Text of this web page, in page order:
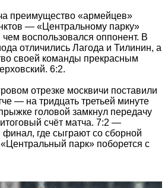
преимущество «армейцев»
— «Центральному парку»
воспользовался оппонент. В
отличились Лагода и Тилинин, а
своей команды прекрасным
6:2.
отрезке москвичи поставили
— на тридцать третьей минуте
головой замкнул передачу
счёт матча. 7:2 —
где сыграют со сборной
парк» поборется с